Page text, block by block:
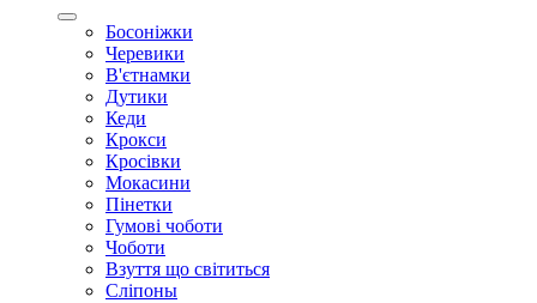
Босоніжки
Черевики
В'єтнамки
Дутики
Кеди
Крокси
Кросівки
Мокасини
Пінетки
Гумові чоботи
Чоботи
Взуття що світиться
Сліпоны